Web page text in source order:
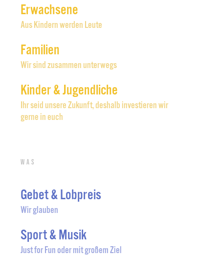
Erwachsene
Aus Kindern werden Leute
Familien
Wir sind zusammen unterwegs
Kinder & Jugendliche
Ihr seid unsere Zukunft, deshalb investieren wir
gerne in euch
Was
Gebet & Lobpreis
Wir glauben
Sport & Musik
Just for Fun oder mit großem Ziel